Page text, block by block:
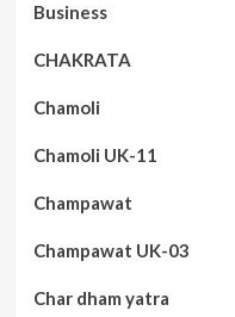
Business
CHAKRATA
Chamoli
Chamoli UK-11
Champawat
Champawat UK-03
Char dham yatra